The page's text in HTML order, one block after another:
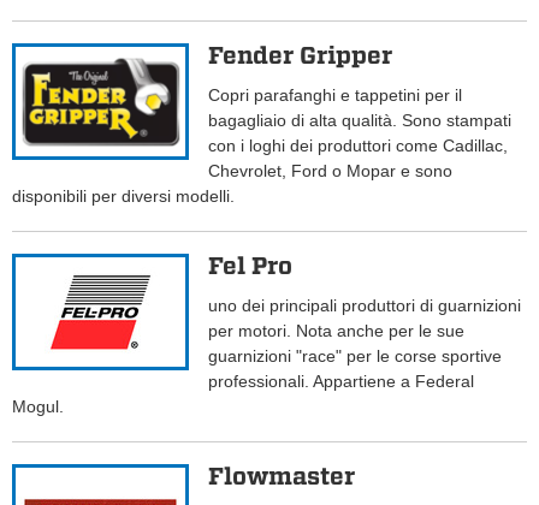
Fender Gripper
Copri parafanghi e tappetini per il
bagagliaio di alta qualità. Sono stampati
con i loghi dei produttori come Cadillac,
Chevrolet, Ford o Mopar e sono
disponibili per diversi modelli.
Fel Pro
uno dei principali produttori di guarnizioni
per motori. Nota anche per le sue
guarnizioni "race" per le corse sportive
professionali. Appartiene a Federal
Mogul.
Flowmaster